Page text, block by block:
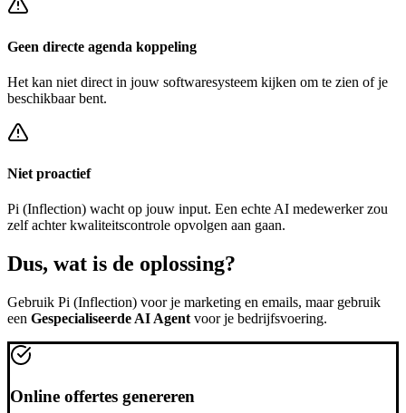
Geen directe agenda koppeling
Het kan niet direct in jouw softwaresysteem kijken om te zien of je
beschikbaar bent.
Niet proactief
Pi (Inflection) wacht op jouw input. Een echte AI medewerker zou
zelf achterkwaliteitscontrole opvolgen aan gaan.
Dus, wat is de oplossing?
Gebruik Pi (Inflection) voor je marketing en emails, maar gebruik
een Gespecialiseerde AI Agent voor je bedrijfsvoering.
Online offertes genereren